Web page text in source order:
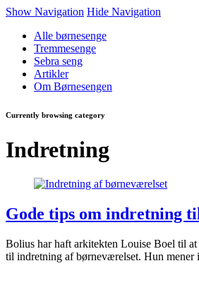
Show Navigation Hide Navigation
Alle børnesenge
Tremmesenge
Sebra seng
Artikler
Om Børnesengen
Currently browsing category
Indretning
Gode tips om indretning
Bolius har haft arkitekten Louise Boel til
til indretning af børneværelset. Hun